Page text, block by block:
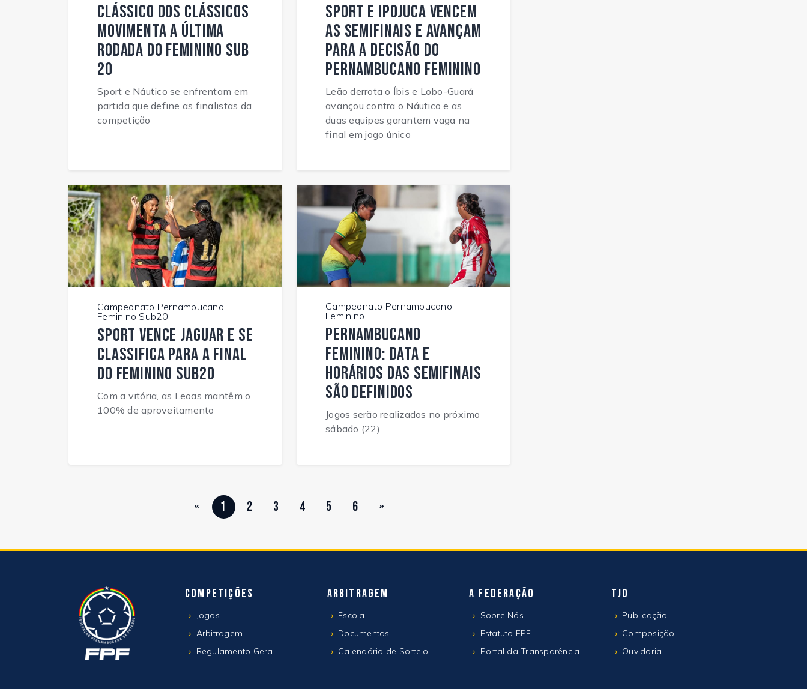
Clássico dos clássicos
movimenta a última
rodada do Feminino Sub
20
Sport e Náutico se enfrentam em
partida que define as finalistas da
competição
Sport e Ipojuca vencem
as semifinais e avançam
para a decisão do
Pernambucano Feminino
Leão derrota o Íbis e Lobo-Guará
avançou contra o Náutico e as
duas equipes garantem vaga na
final em jogo único
Campeonato Pernambucano
Feminino Sub20
Sport vence Jaguar e se
classifica para a final
do Feminino Sub20
Com a vitória, as Leoas mantêm o
100% de aproveitamento
Campeonato Pernambucano
Feminino
Pernambucano
Feminino: Data e
horários das semifinais
são definidos
Jogos serão realizados no próximo
sábado (22)
« 1 2 3 4 5 6 »
Competições
Jogos
Arbitragem
Regulamento Geral
Arbitragem
Escola
Documentos
Calendário de Sorteio
A Federação
Sobre Nós
Estatuto FPF
Portal da Transparência
TJD
Publicação
Composição
Ouvidoria